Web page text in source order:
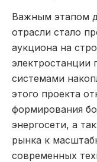
Важным этапом
отрасли стало
аукциона на
электростанции
системами
этого проекта
формирования
энергосети, а
рынка к
современных